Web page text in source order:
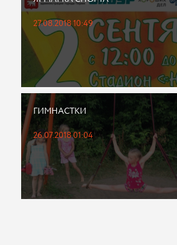
27.08.2018 10:49
ГИМНАСТКИ
26.07.2018 01:04